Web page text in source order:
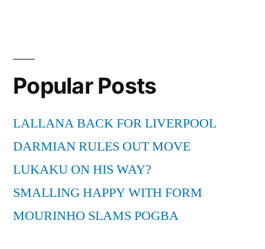
Popular Posts
LALLANA BACK FOR LIVERPOOL
DARMIAN RULES OUT MOVE
LUKAKU ON HIS WAY?
SMALLING HAPPY WITH FORM
MOURINHO SLAMS POGBA